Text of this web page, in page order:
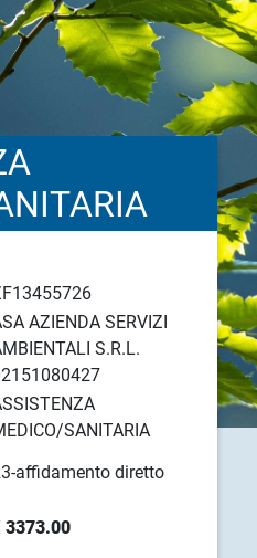
AZIENDA SERVIZI
S.R.L.
SANITARIA
affidamento diretto
3373.00